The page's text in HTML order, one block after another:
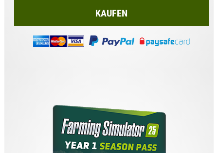
KAUFEN